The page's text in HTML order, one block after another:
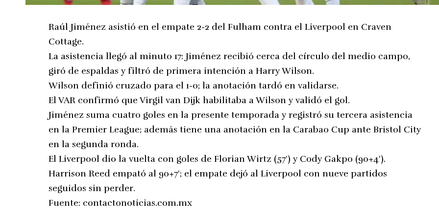
Raúl Jiménez asistió en el empate 2-2 del Fulham contra el Liverpool en Craven
Cottage.
La asistencia llegó al minuto 17: Jiménez recibió cerca del círculo del medio campo,
giró de espaldas y filtró de primera intención a Harry Wilson.
Wilson definió cruzado para el 1-0; la anotación tardó en validarse.
El VAR confirmó que Virgil van Dijk habilitaba a Wilson y validó el gol.
Jiménez suma cuatro goles en la presente temporada y registró su tercera asistencia
en la Premier League; además tiene una anotación en la Carabao Cup ante Bristol City
en la segunda ronda.
El Liverpool dio la vuelta con goles de Florian Wirtz (57′) y Cody Gakpo (90+4′).
Harrison Reed empató al 90+7′; el empate dejó al Liverpool con nueve partidos
seguidos sin perder.
Fuente: contactonoticias.com.mx